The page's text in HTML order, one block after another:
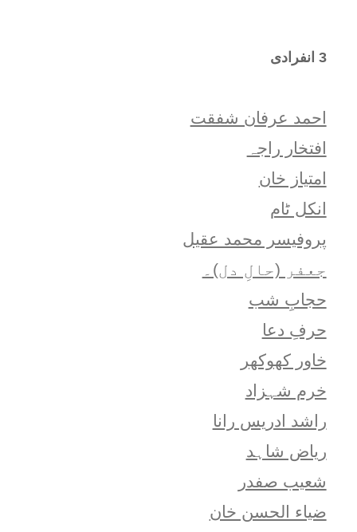
3 انفرادی
احمد عرفان شفقت
افتخار راجہ
امتياز خان
انکل ٹام
پروفیسر محمد عقیل
جعفر (حالِ دل)۔
حجابِ شب
حرفِ دعا
خاور کھوکھر
خرم شہزاد
راشد ادریس رانا
ریاض شاہد
شعيب صفدر
ضیاء الحسن خان